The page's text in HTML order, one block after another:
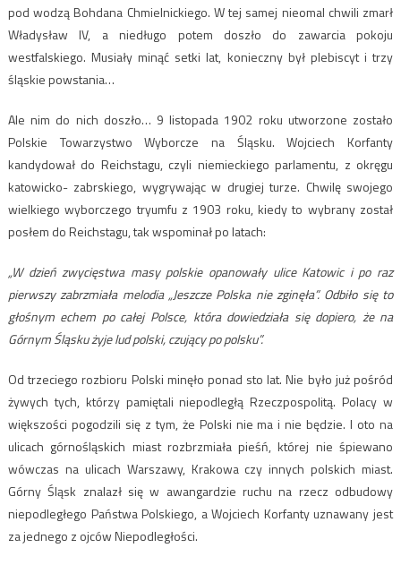
pod wodzą Bohdana Chmielnickiego. W tej samej nieomal chwili zmarł
Władysław IV, a niedługo potem doszło do zawarcia pokoju
westfalskiego. Musiały minąć setki lat, konieczny był plebiscyt i trzy
śląskie powstania…
Ale nim do nich doszło… 9 listopada 1902 roku utworzone zostało
Polskie Towarzystwo Wyborcze na Śląsku. Wojciech Korfanty
kandydował do Reichstagu, czyli niemieckiego parlamentu, z okręgu
katowicko- zabrskiego, wygrywając w drugiej turze. Chwilę swojego
wielkiego wyborczego tryumfu z 1903 roku, kiedy to wybrany został
posłem do Reichstagu, tak wspominał po latach:
„W dzień zwycięstwa masy polskie opanowały ulice Katowic i po raz
pierwszy zabrzmiała melodia „Jeszcze Polska nie zginęła”. Odbiło się to
głośnym echem po całej Polsce, która dowiedziała się dopiero, że na
Górnym Śląsku żyje lud polski, czujący po polsku”.
Od trzeciego rozbioru Polski minęło ponad sto lat. Nie było już pośród
żywych tych, którzy pamiętali niepodległą Rzeczpospolitą. Polacy w
większości pogodzili się z tym, że Polski nie ma i nie będzie. I oto na
ulicach górnośląskich miast rozbrzmiała pieśń, której nie śpiewano
wówczas na ulicach Warszawy, Krakowa czy innych polskich miast.
Górny Śląsk znalazł się w awangardzie ruchu na rzecz odbudowy
niepodległego Państwa Polskiego, a Wojciech Korfanty uznawany jest
za jednego z ojców Niepodległości.